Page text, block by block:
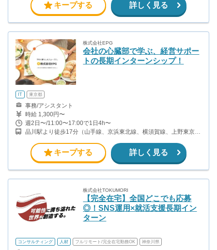
キープする 詳しく見る
株式会社EPG
会社の心臓部で学ぶ、経営サポー
トの長期インターンシップ！
IT 東京都
事務/アシスタント
時給 1,300円〜
週2日〜/11:00〜17:00で1日4h〜
品川駅より徒歩17分（山手線、京浜東北線、横須賀線、上野東京ラ
15分（山手線、京浜東北線） 泉岳寺駅より徒歩14分（都営浅草
線、京急本線）キープする 詳しく見る
株式会社TOKUMORI
【完全在宅】全国どこでも応募
◎！SNS運用×就活支援長期イン
ターン
コンサルティング 人材 フルリモート/完全在宅勤務OK 神奈川県